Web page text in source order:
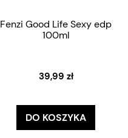
Fenzi Good Life Sexy edp
100ml
39,99 zł
DO KOSZYKA